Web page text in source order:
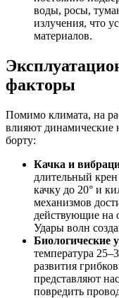
воды, росы,
излучения, что
материалов.
факторы
Помимо климата, на
влияют динамические
борту:
Качка и
длительный
качку до 20° и
механизмов
действующие на
Удары волн
Биологические
температура
развития
представляют
повредить